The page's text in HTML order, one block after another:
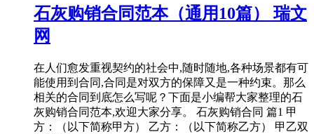
石灰购销合同范本（通用10篇） 瑞文
网
在人们愈发重视契约的社会中,随时随地,各种场景都有可
能使用到合同,合同是对双方的保障又是一种约束。那么
相关的合同到底怎么写呢？下面是小编帮大家整理的石
灰购销合同范本,欢迎大家分享。 石灰购销合同 篇1 甲
方：（以下简称甲方） 乙方：（以下简称乙方） 甲乙双